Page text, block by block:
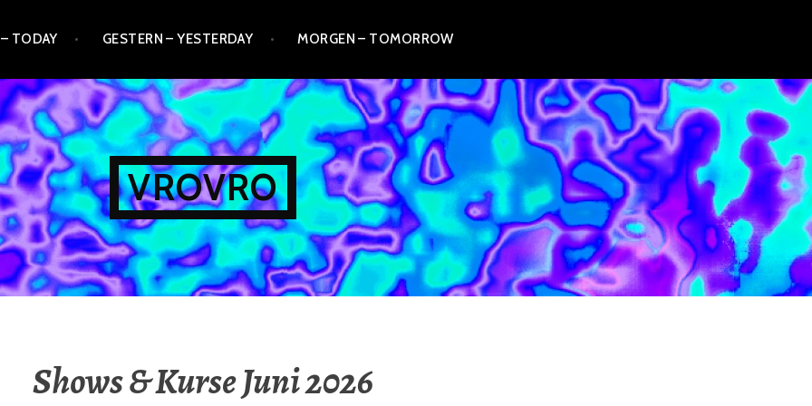
TODAY GESTERN – YESTERDAY MORGEN – TOMORROW
VROVRO
Shows & Kurse Juni 2026